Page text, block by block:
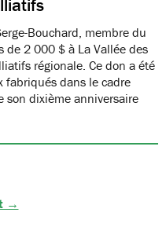
Bouchard, membre du
de 2 000 $ à La Vallée des
régionale. Ce don a été
fabriqués dans le cadre
son dixième anniversaire
→